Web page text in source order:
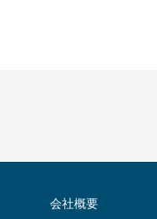
会社概要